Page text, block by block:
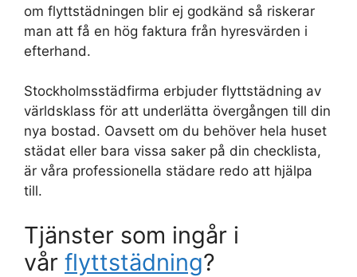
om flyttstädningen blir ej godkänd så riskerar
man att få en hög faktura från hyresvärden i
efterhand.
Stockholmsstädfirma erbjuder flyttstädning av
världsklass för att underlätta övergången till din
nya bostad. Oavsett om du behöver hela huset
städat eller bara vissa saker på din checklista,
är våra professionella städare redo att hjälpa
till.
Tjänster som ingår i
vår flyttstädning?